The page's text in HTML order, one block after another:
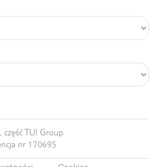
TUI Group
nr 170695